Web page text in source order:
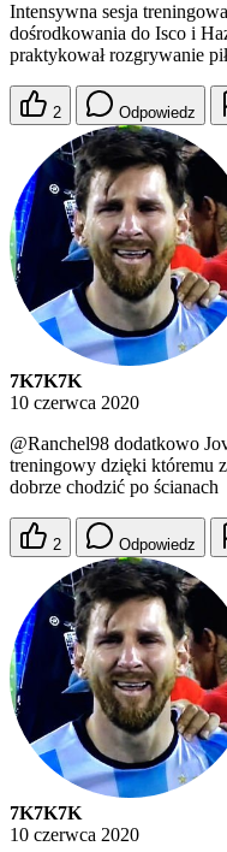
Intensywna sesja
dośrodkowania do Isco i
praktykował rozgrywanie
2 Odpowiedz
7K7K7K
10 czerwca 2020
@Ranchel98 dodatkowo
treningowy dzięki któremu
dobrze chodzić po ścianach
2 Odpowiedz
7K7K7K
10 czerwca 2020